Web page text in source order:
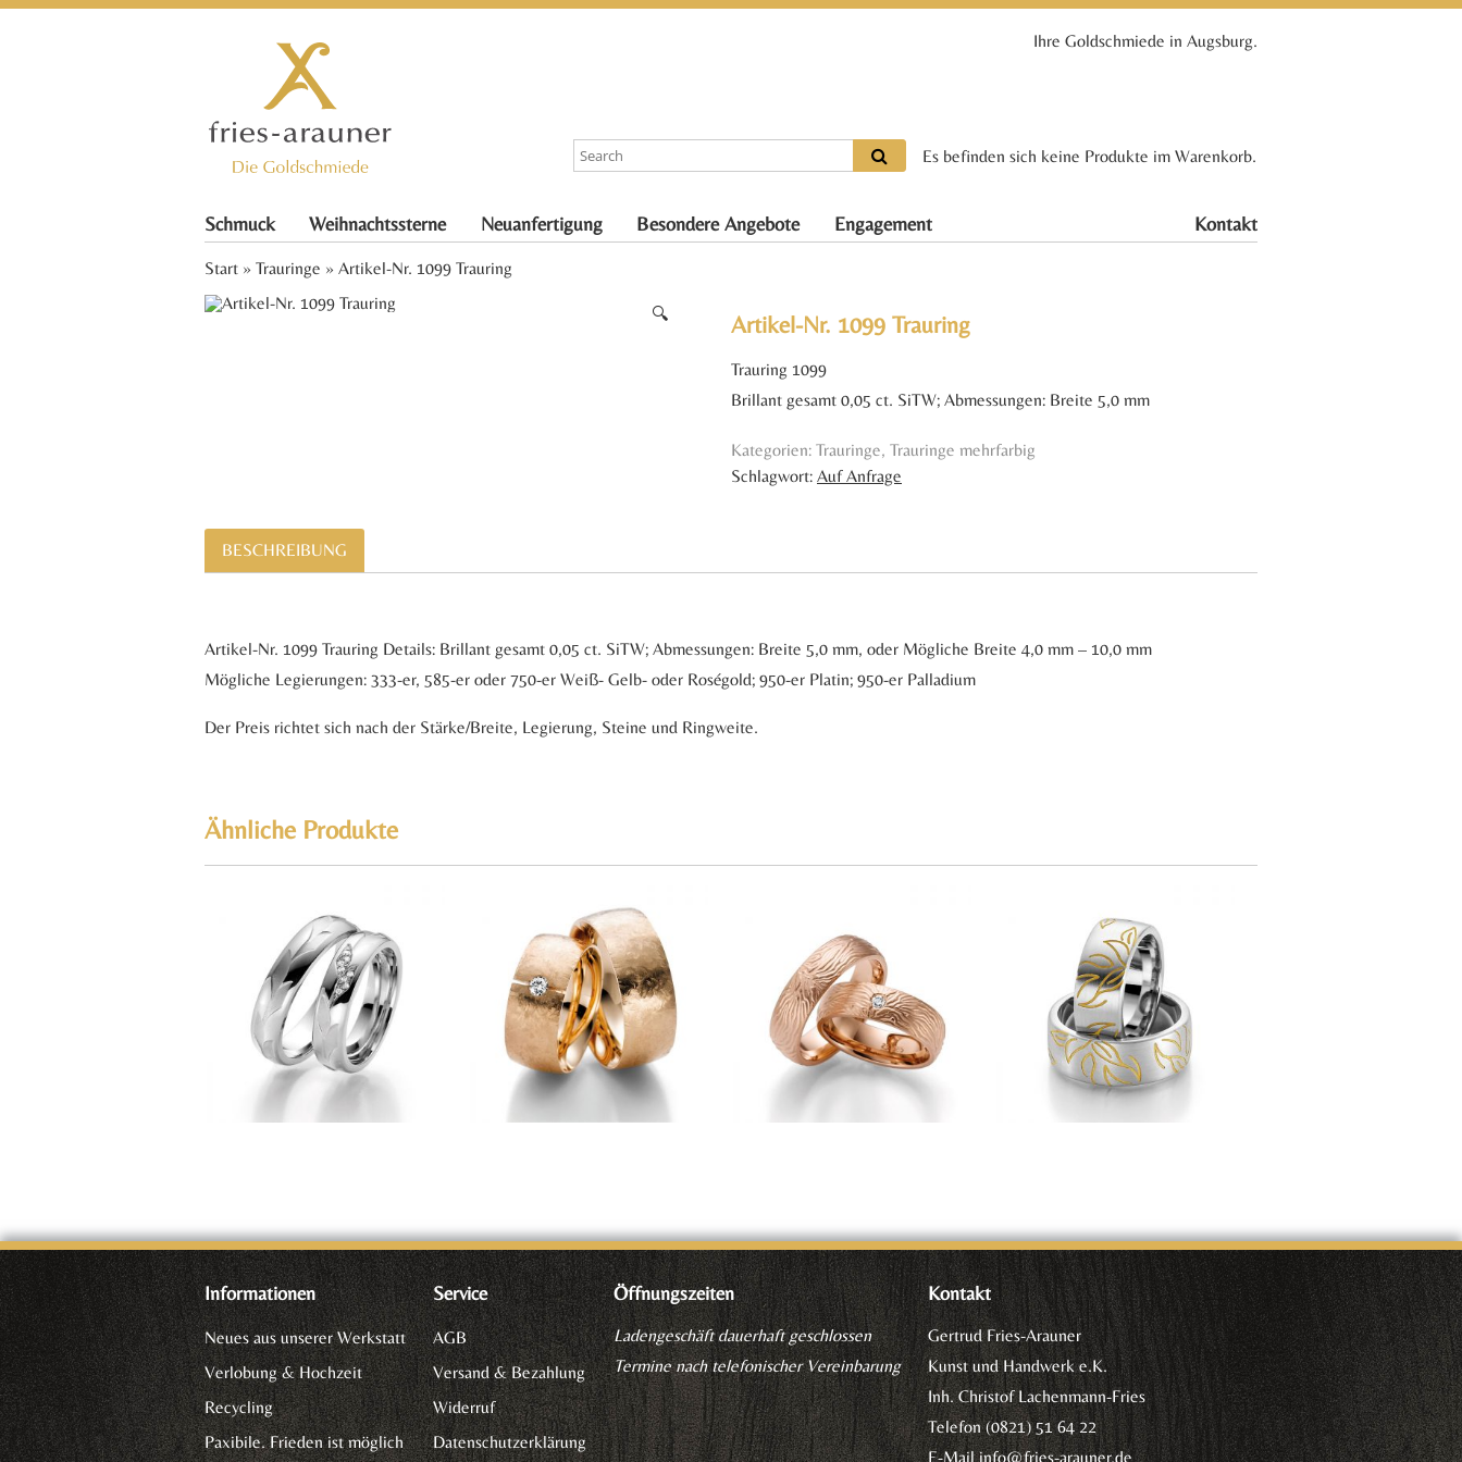
Es befinden sich keine Produkte im Warenkorb.
Ihre Goldschmiede in Augsburg.
Schmuck Weihnachtssterne Neuanfertigung Besondere Angebote Engagement Kontakt
Start » Trauringe » Artikel-Nr. 1099 Trauring
🔍 Artikel-Nr. 1099 Trauring
Trauring 1099
Brillant gesamt 0,05 ct. SiTW; Abmessungen: Breite 5,0 mm
Kategorien: Trauringe, Trauringe mehrfarbig
Schlagwort: Auf Anfrage
BESCHREIBUNG
Artikel-Nr. 1099 Trauring Details: Brillant gesamt 0,05 ct. SiTW; Abmessungen: Breite 5,0 mm, oder Mögliche Breite 4,0 mm – 10,0 mm
Mögliche Legierungen: 333-er, 585-er oder 750-er Weiß- Gelb- oder Roségold; 950-er Platin; 950-er Palladium
Der Preis richtet sich nach der Stärke/Breite, Legierung, Steine und Ringweite.
Ähnliche Produkte
Informationen
Neues aus unserer Werkstatt
Verlobung & Hochzeit
Recycling
Paxibile. Frieden ist möglich
Service
AGB
Versand & Bezahlung
Widerruf
Datenschutzerklärung
Öffnungszeiten
Ladengeschäft dauerhaft geschlossen
Termine nach telefonischer Vereinbarung
Kontakt
Gertrud Fries-Arauner
Kunst und Handwerk e.K.
Inh. Christof Lachenmann-Fries
Telefon (0821) 51 64 22
E-Mailinfo@fries-arauner.de